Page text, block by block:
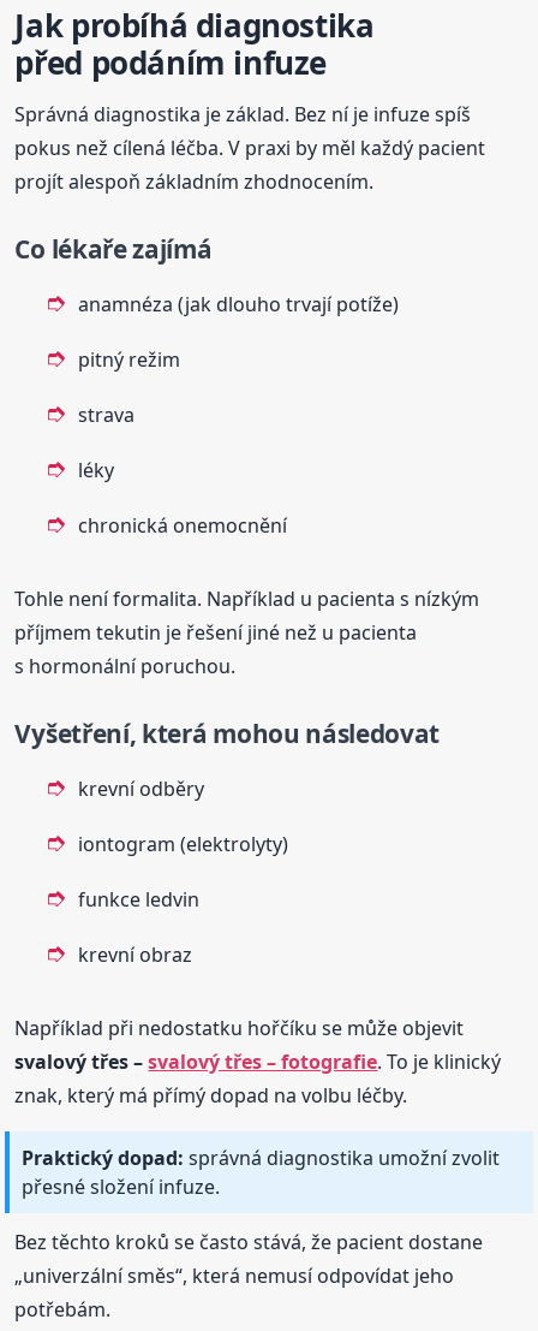
Jak probíhá diagnostika
před podáním infuze
Správná diagnostika je základ. Bez ní je infuze spíš
pokus než cílená léčba. V praxi by měl každý pacient
projít alespoň základním zhodnocením.
Co lékaře zajímá
anamnéza (jak dlouho trvají potíže)
pitný režim
strava
léky
chronická onemocnění
Tohle není formalita. Například u pacienta s nízkým
příjmem tekutin je řešení jiné než u pacienta
s hormonální poruchou.
Vyšetření, která mohou následovat
krevní odběry
iontogram (elektrolyty)
funkce ledvin
krevní obraz
Například při nedostatku hořčíku se může objevit
svalový třes –svalový třes – fotografie. To je klinický
znak, který má přímý dopad na volbu léčby.
Praktický dopad: správná diagnostika umožní zvolit
přesné složení infuze.
Bez těchto kroků se často stává, že pacient dostane
„univerzální směs“, která nemusí odpovídat jeho
potřebám.